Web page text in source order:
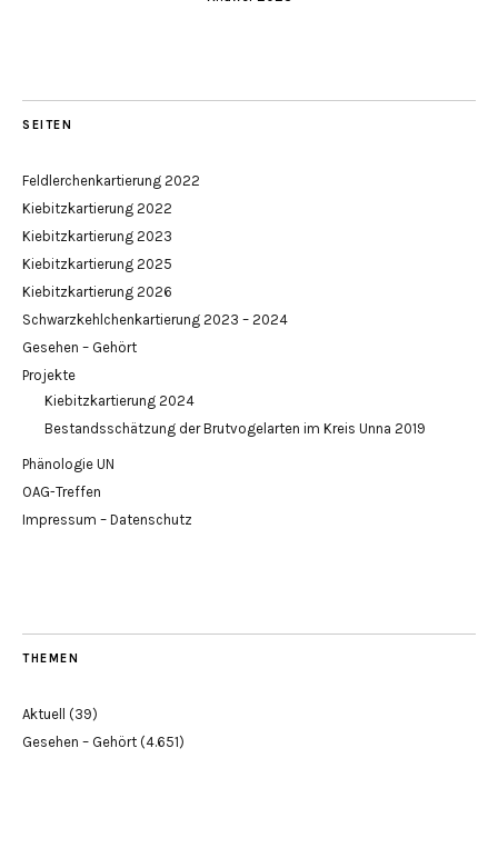
SEITEN
Feldlerchenkartierung 2022
Kiebitzkartierung 2022
Kiebitzkartierung 2023
Kiebitzkartierung 2025
Kiebitzkartierung 2026
Schwarzkehlchenkartierung 2023 – 2024
Gesehen – Gehört
Projekte
Kiebitzkartierung 2024
Bestandsschätzung der Brutvogelarten im Kreis Unna 2019
Phänologie UN
OAG-Treffen
Impressum – Datenschutz
THEMEN
Aktuell
(39)
Gesehen – Gehört (4.651)